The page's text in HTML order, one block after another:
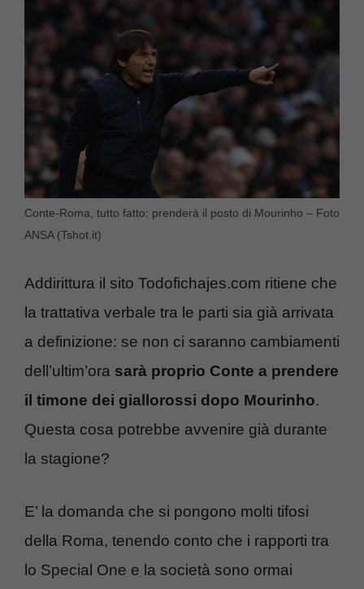
Conte-Roma, tutto fatto: prenderà il posto di Mourinho – Foto
ANSA (Tshot.it)
Addirittura il sito Todofichajes.com ritiene che
la trattativa verbale tra le parti sia già arrivata
a definizione: se non ci saranno cambiamenti
dell’ultim’ora sarà proprio Conte a prendere
il timone dei giallorossi dopo Mourinho.
Questa cosa potrebbe avvenire già durante
la stagione?
E’ la domanda che si pongono molti tifosi
della Roma, tenendo conto che i rapporti tra
lo Special One e la società sono ormai